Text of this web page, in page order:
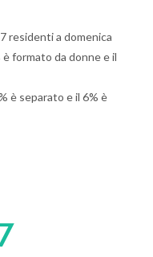
residenti a domenica
formato da donne e il
è separato e il 6% è